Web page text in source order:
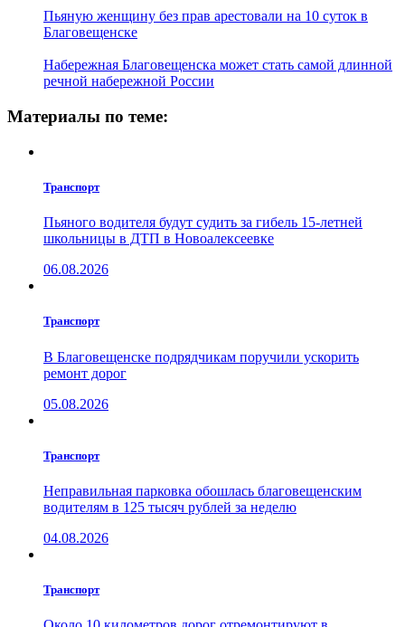
Пьяную женщину без прав арестовали на 10 суток в
Благовещенске
Набережная Благовещенска может стать самой длинной
речной набережной России
Материалы по теме:
Транспорт
Пьяного водителя будут судить за гибель 15-летней
школьницы в ДТП в Новоалексеевке
06.08.2026
Транспорт
В Благовещенске подрядчикам поручили ускорить
ремонт дорог
05.08.2026
Транспорт
Неправильная парковка обошлась благовещенским
водителям в 125 тысяч рублей за неделю
04.08.2026
Транспорт